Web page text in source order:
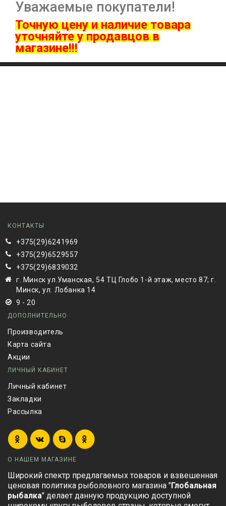
Уважаемые покупатели!
Точную цену и наличие товара
уточняйте у продавцов в
магазине!!!
КОНТАКТЫ
+375(29)6241969
+375(29)6529557
+375(29)6839032
г. Минск ул.Уманская, 54 ТЦ Глобо 1-й этаж, место 87; г.
Минск, ул. Лобанка 14
9 - 20
ДОПОЛНИТЕЛЬНО
Производитель
Карта сайта
Акции
ЛИЧНЫЙ КАБИНЕТ
Личный кабинет
Закладки
Рассылка
О НАШЕМ МАГАЗИНЕ
Широкий спектр предлагаемых товаров и взвешенная
ценовая политика рыболовного магазина "Глобальная
рыбалка" делает данную продукцию доступной